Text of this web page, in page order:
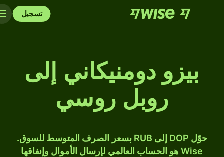
تسجيل
بيزو دومنيكاني إلى
روبل روسي
حوّل DOP إلى RUB بسعر الصرف المتوسط للسوق.
Wise هو الحساب العالمي لإرسال الأموال وإنفاقها